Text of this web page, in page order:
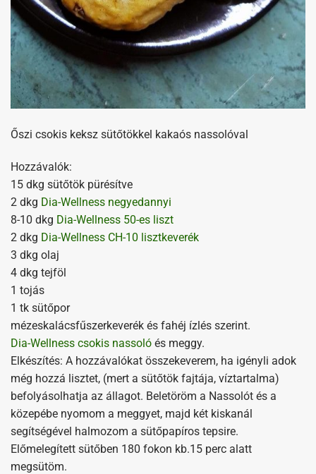
Őszi csokis keksz sütőtökkel kakaós nassolóval
Hozzávalók:
15 dkg sütőtök pürésítve
2 dkg Dia-Wellness negyedannyi
8-10 dkg Dia-Wellness 50-es liszt
2 dkg Dia-Wellness CH-10 lisztkeverék
3 dkg olaj
4 dkg tejföl
1 tojás
1 tk sütőpor
mézeskalácsfűszerkeverék és fahéj ízlés szerint.
Dia-Wellness csokis nassoló és meggy.
Elkészítés: A hozzávalókat összekeverem, ha igényli adok
még hozzá lisztet, (mert a sütőtök fajtája, víztartalma)
befolyásolhatja az állagot. Beletöröm a Nassolót és a
közepébe nyomom a meggyet, majd két kiskanál
segítségével halmozom a sütőpapíros tepsire.
Előmelegített sütőben 180 fokon kb.15 perc alatt
megsütöm.